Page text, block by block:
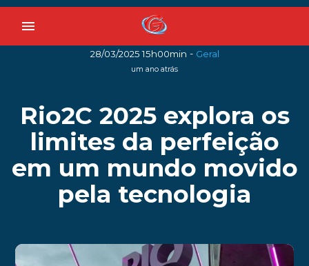
menu
28/03/2025 15h00min - Geral
um ano atrás
Rio2C 2025 explora os
limites da perfeição
em um mundo movido
pela tecnologia